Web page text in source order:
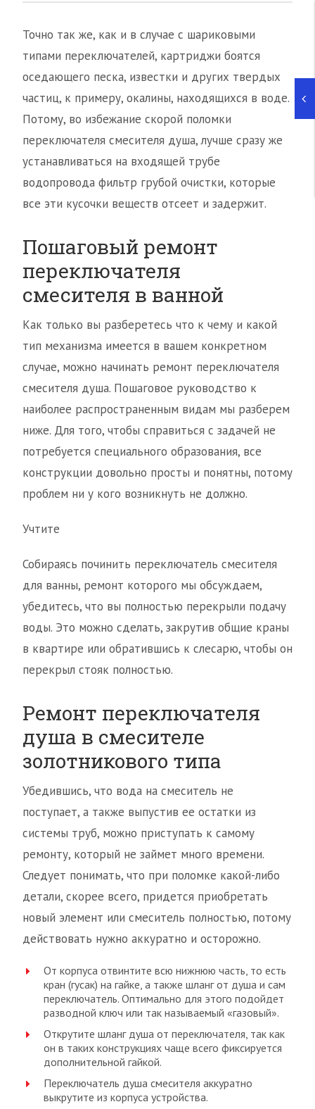
Точно так же, как и в случае с шариковыми
типами переключателей, картриджи боятся
оседающего песка, известки и других твердых
частиц, к примеру, окалины, находящихся в воде.
Потому, во избежание скорой поломки
переключателя смесителя душа, лучше сразу же
устанавливаться на входящей трубе
водопровода фильтр грубой очистки, которые
все эти кусочки веществ отсеет и задержит.
Пошаговый ремонт
переключателя
смесителя в ванной
Как только вы разберетесь что к чему и какой
тип механизма имеется в вашем конкретном
случае, можно начинать ремонт переключателя
смесителя душа. Пошаговое руководство к
наиболее распространенным видам мы разберем
ниже. Для того, чтобы справиться с задачей не
потребуется специального образования, все
конструкции довольно просты и понятны, потому
проблем ни у кого возникнуть не должно.
Учтите
Собираясь починить переключатель смесителя
для ванны, ремонт которого мы обсуждаем,
убедитесь, что вы полностью перекрыли подачу
воды. Это можно сделать, закрутив общие краны
в квартире или обратившись к слесарю, чтобы он
перекрыл стояк полностью.
Ремонт переключателя
душа в смесителе
золотникового типа
Убедившись, что вода на смеситель не
поступает, а также выпустив ее остатки из
системы труб, можно приступать к самому
ремонту, который не займет много времени.
Следует понимать, что при поломке какой-либо
детали, скорее всего, придется приобретать
новый элемент или смеситель полностью, потому
действовать нужно аккуратно и осторожно.
От корпуса отвинтите всю нижнюю часть, то есть
кран (гусак) на гайке, а также шланг от душа и сам
переключатель. Оптимально для этого подойдет
разводной ключ или так называемый «газовый».
Открутите шланг душа от переключателя, так как
он в таких конструкциях чаще всего фиксируется
дополнительной гайкой.
Переключатель душа смесителя аккуратно
выкрутите из корпуса устройства.